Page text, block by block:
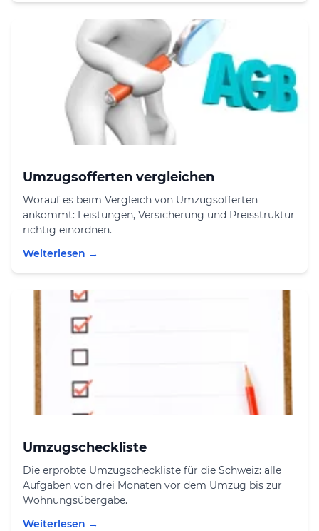
Umzugsofferten vergleichen
Worauf es beim Vergleich von Umzugsofferten
ankommt: Leistungen, Versicherung und Preisstruktur
richtig einordnen.
Weiterlesen →
Umzugscheckliste
Die erprobte Umzugscheckliste für die Schweiz: alle
Aufgaben von drei Monaten vor dem Umzug bis zur
Wohnungsübergabe.
Weiterlesen →